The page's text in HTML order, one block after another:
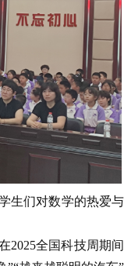
生们对数学的热爱
2025全国科技周期间